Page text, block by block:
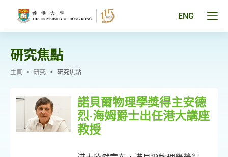
ENG
研究焦點
主頁 > 研究 > 研究焦點
諾貝爾物理學獎得主安德
烈·海姆爵士出任港大講座
教授